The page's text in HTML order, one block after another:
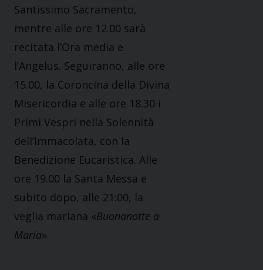
Santissimo Sacramento,
mentre alle ore 12.00 sarà
recitata l’Ora media e
l’Angelus. Seguiranno, alle ore
15.00, la Coroncina della Divina
Misericordia e alle ore 18.30 i
Primi Vespri nella Solennità
dell’Immacolata, con la
Benedizione Eucaristica. Alle
ore 19.00 la Santa Messa e
subito dopo, alle 21:00, la
veglia mariana «Buonanotte a
Maria».